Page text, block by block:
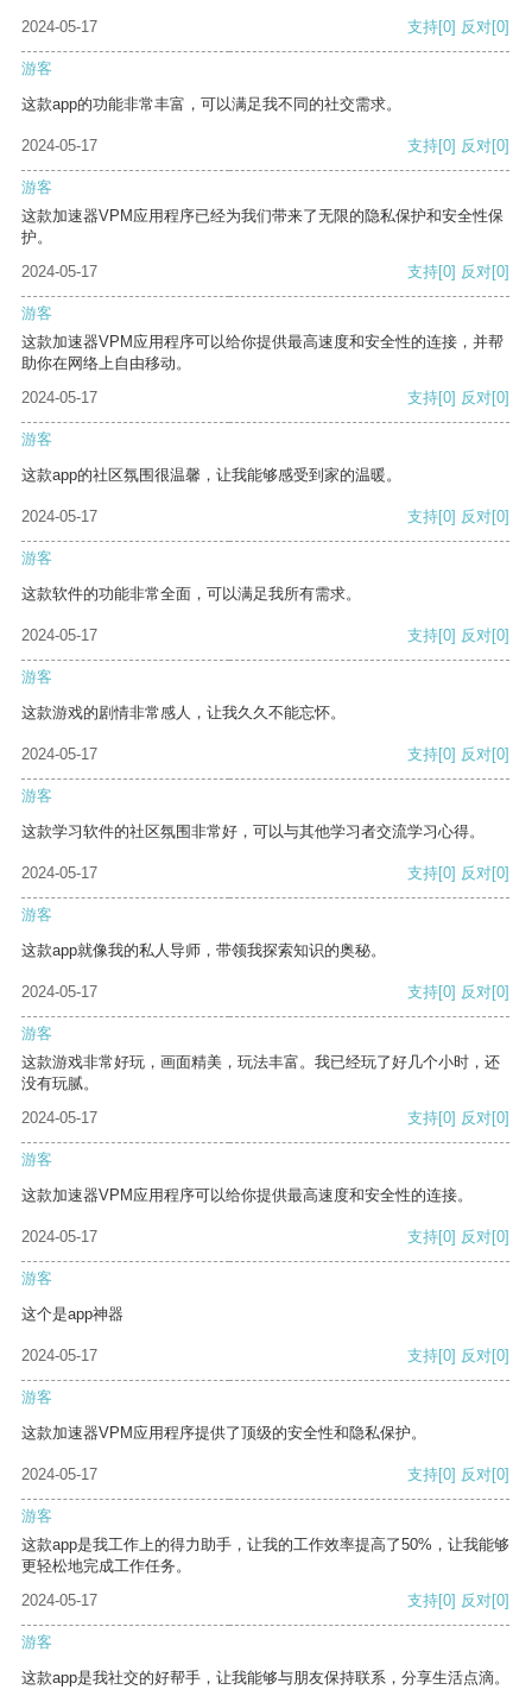
2024-05-17 支持[0] 反对[0]
游客
这款app的功能非常丰富，可以满足我不同的社交需求。
2024-05-17 支持[0] 反对[0]
游客
这款加速器VPM应用程序已经为我们带来了无限的隐私保护和安全性保
护。
2024-05-17
支持[0] 反对[0]
游客
这款加速器VPM应用程序可以给你提供最高速度和安全性的连接，并帮
助你在网络上自由移动。
2024-05-17
支持[0] 反对[0]
游客
这款app的社区氛围很温馨，让我能够感受到家的温暖。
2024-05-17 支持[0] 反对[0]
游客
这款软件的功能非常全面，可以满足我所有需求。
2024-05-17 支持[0] 反对[0]
游客
这款游戏的剧情非常感人，让我久久不能忘怀。
2024-05-17 支持[0] 反对[0]
游客
这款学习软件的社区氛围非常好，可以与其他学习者交流学习心得。
2024-05-17 支持[0] 反对[0]
游客
这款app就像我的私人导师，带领我探索知识的奥秘。
2024-05-17 支持[0] 反对[0]
游客
这款游戏非常好玩，画面精美，玩法丰富。我已经玩了好几个小时，还
没有玩腻。
2024-05-17
支持[0] 反对[0]
游客
这款加速器VPM应用程序可以给你提供最高速度和安全性的连接。
2024-05-17 支持[0] 反对[0]
游客
这个是app神器
2024-05-17 支持[0] 反对[0]
游客
这款加速器VPM应用程序提供了顶级的安全性和隐私保护。
2024-05-17 支持[0] 反对[0]
游客
这款app是我工作上的得力助手，让我的工作效率提高了50%，让我能够
更轻松地完成工作任务。
2024-05-17
支持[0] 反对[0]
游客
这款app是我社交的好帮手，让我能够与朋友保持联系，分享生活点滴。